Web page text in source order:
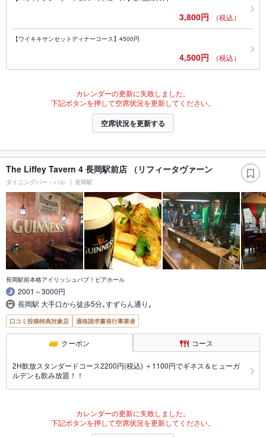
3,800円 （税込）
【ワイキキサンセットディナーコース】4500円
4,500円 （税込）
カレンダーの更新に失敗しました。
下記ボタンを押して空席状況を更新してください。
空席状況を更新する
The Liffey Tavern 4 長岡駅前店 （リフィータヴァーン
ダイニングバー・バル 長岡駅
長岡駅前本格アイリッシュパブ！ビアホール
2001～3000円
長岡駅 大手口から徒歩5分｡すずらん通り｡
口コミ投稿特典対象店 適格請求書発行事業者
クーポン コース
2H飲放スタンダードコース2200円(税込) ＋1100円でギネス＆ヒューガ
ルデンも飲み放題！！
カレンダーの更新に失敗しました。
下記ボタンを押して空席状況を更新してください。